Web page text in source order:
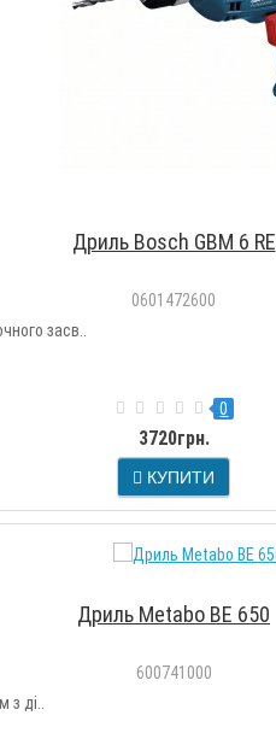
Дриль Bosch GBM 6 RE
0601472600
засв..
0
3720грн.
КУПИТИ
Дриль Metabo BE 650
600741000
ді..